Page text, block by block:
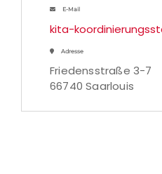
E-Mail
kita-
Adresse
Friedensstraße 3-7
66740 Saarlouis